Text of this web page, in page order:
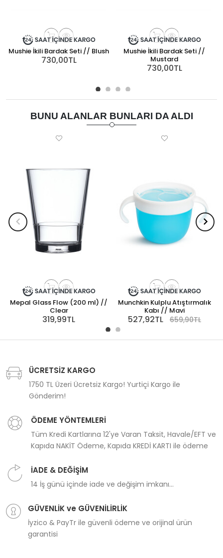
Mushie İkili Bardak Seti // Blush
730,00TL
Mushie İkili Bardak Seti //
Mustard
730,00TL
BUNU ALANLAR BUNLARI DA ALDI
Mepal Glass Flow (200 ml) //
Clear
319,99TL
Munchkin Kulplu Atıştırmalık
Kabı // Mavi
527,92TL 659,90TL
ÜCRETSİZ KARGO
1750 TL Üzeri Ücretsiz Kargo! Yurtiçi Kargo ile
Gönderim!
ÖDEME YÖNTEMLERİ
Tüm Kredi Kartlarına 12'ye Varan Taksit, Havale/EFT ve
Kapıda NAKİT Ödeme, Kapıda KREDİ KARTI ile ödeme
İADE & DEĞİŞİM
14 İş günü içinde iade ve değişim imkanı...
GÜVENLİK ve GÜVENİLİRLİK
İyzico & PayTr ile güvenli ödeme ve orijinal ürün
garantisi